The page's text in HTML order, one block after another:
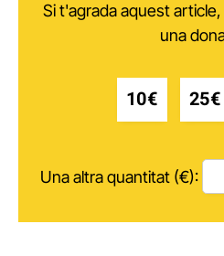
Si t'agrada aquest
una
10€ 25€
Una altra quantitat (€):